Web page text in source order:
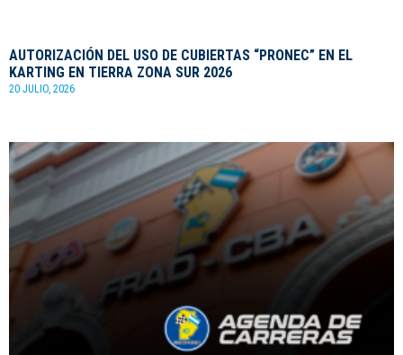
AUTORIZACIÓN DEL USO DE CUBIERTAS “PRONEC” EN EL
KARTING EN TIERRA ZONA SUR 2026
20 JULIO, 2026